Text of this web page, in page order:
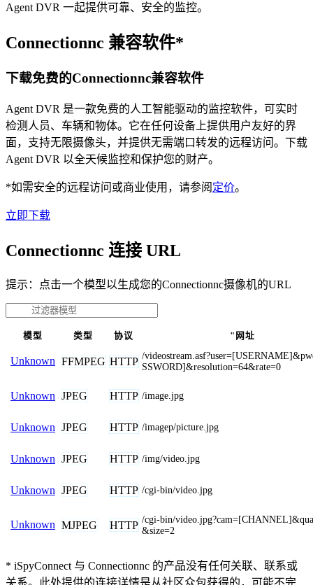
Agent DVR 一起提供可靠、安全的监控。
Connectionnc 兼容软件*
下载免费的Connectionnc兼容软件
Agent DVR 是一款免费的人工智能驱动的监控软件，可实时
检测人员、车辆和物体。它在任何设备上提供用户友好的界
面，支持无限摄像头，并提供无需端口转发的远程访问。下载
Agent DVR 以全天候监控和保护您的财产。
*如需安全的远程访问或商业使用，请参阅 定价。
立即下载
Connectionnc 连接 URL
提示：点击一个模型以生成您的Connectionnc摄像机的URL
模型 类型 协议 "网址
Unknown FFMPEG HTTP /
SSWORD]&resolution=64&rate=0
Unknown JPEG HTTP /image.jpg
Unknown JPEG HTTP /imagep/picture.jpg
Unknown JPEG HTTP /img/video.jpg
Unknown JPEG HTTP /cgi-bin/video.jpg
Unknown MJPEG HTTP /cgi-bin/
&size=2
* iSpyConnect 与 Connectionnc 的产品没有任何关联、联系或
关系。此处提供的连接详情是从社区众包获得的，可能不完